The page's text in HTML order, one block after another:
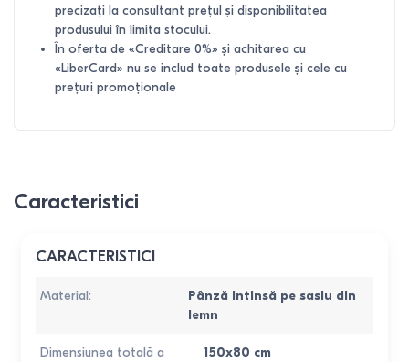
precizați la consultant prețul și disponibilitatea
produsului în limita stocului.
În oferta de «Creditare 0%» și achitarea cu
«LiberCard» nu se includ toate produsele și cele cu
prețuri promoționale
Caracteristici
CARACTERISTICI
Material:
Pânză intinsă pe sasiu din
lemn
Dimensiunea totală a
150x80 cm